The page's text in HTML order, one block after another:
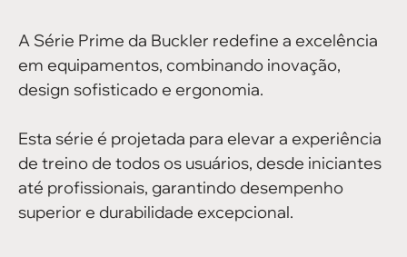
A Série Prime da Buckler redefine a excelência
em equipamentos, combinando inovação,
design sofisticado e ergonomia.
Esta série é projetada para elevar a experiência
de treino de todos os usuários, desde iniciantes
até profissionais, garantindo desempenho
superior e durabilidade excepcional.